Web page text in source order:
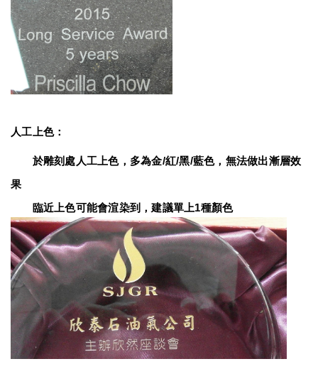
人工上色：
於雕刻處人工上色，多為金/紅/黑/藍色，無法做出漸層效
果
臨近上色可能會渲染到，建議單上1種顏色